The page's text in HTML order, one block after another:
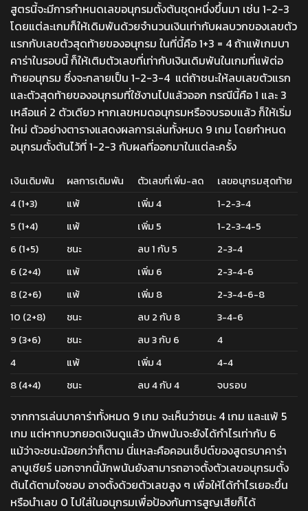
สูตรนี้จะมีการกำหนดเลขอนุกรมตั้งต้นชุดหนึ่งขึ้นมา เช่น 1-2-3
โดยแต่ละเกมก็ให้เดิมพันด้วยจำนวนเงินเท่ากับผลบวกของเลขตัว
แรกกับเลขตัวสุดท้ายของอนุกรม ในที่นี้คือ 1+3 = 4 ถ้าแพ้เกมบา
คาร่าในรอบนี้ ก็ให้เติมตัวเลขที่เท่ากับเงินเดิมพันในเกมที่แพ้ต่อ
ท้ายอนุกรม ซึ่งจะกลายเป็น 1-2-3-4 แต่ถ้าชนะให้ลบเลขตัวแรก
และตัวสุดท้ายของอนุกรมที่ใช้งานไปแล้วออก กรณีนี้คือ 1 และ 3
เหลือแค่ 2 ตัวเดียว หากเลขหมดอนุกรมหรือจบรอบแล้ว ก็ให้เริ่ม
ใหม่ ตัวอย่างตารางแสดงผลการเล่นทั้งหมด 9 เกม โดยกำหนด
อนุกรมตั้งต้นไว้ที่ 1-2-3 กับผลที่ออกมาในแต่ละครั้ง
เงินเดิมพัน ผลการเดิมพัน ตัวเลขที่เพิ่ม-ลด
เลขอนุกรมสุดท้าย
4 (1+3)
แพ้ เพิ่ม 4
1-2-3-4
5 (1+4)
แพ้ เพิ่ม 5
1-2-3-4-5
6 (1+5)
ชนะ ลบ 1 กับ 5
2-3-4
6 (2+4)
แพ้ เพิ่ม 6
2-3-4-6
8 (2+6)
แพ้ เพิ่ม 8
2-3-4-6-8
10 (2+8)
ชนะ ลบ 2 กับ 8
3-4-6
9 (3+6)
ชนะ ลบ 3 กับ 6
4
4
แพ้ เพิ่ม 4
4-4
8 (4+4)
ชนะ ลบ 4 กับ 4 จบรอบ
จากการเล่นบาคาร่าทั้งหมด 9 เกม จะเห็นว่าชนะ 4 เกม และแพ้ 5
เกม แต่หากบวกยอดเงินดูแล้ว นักพนันจะยังได้กำไรเท่ากับ 6
แม้ว่าจะชนะน้อยกว่าก็ตาม นี่แหละคือคอนเซ็ปต์ของสูตรบาคาร่า
ลาบูเชียร์ นอกจากนี้นักพนันยังสามารถอาจตั้งตัวเลขอนุกรมตั้ง
ต้นได้ตามใจชอบ อาจตั้งด้วยตัวเลขสูง ๆ เพื่อให้ได้กำไรเยอะขึ้น
หรือนำเลข 0 ไปใส่ในอนุกรมเพื่อป้องกันการสูญเสียก็ได้